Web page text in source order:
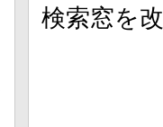
検索窓を